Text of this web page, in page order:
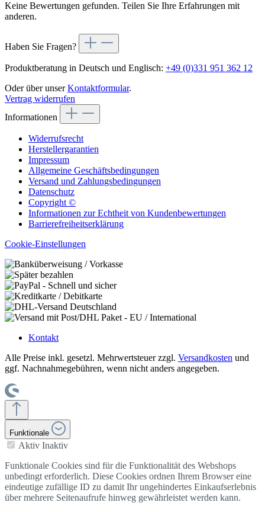
Keine Bewertungen gefunden. Teilen Sie Ihre Erfahrungen mit
anderen.
Haben Sie Fragen?
Produktberatung in Deutsch und Englisch: +49 (0)331 951 362 12
Oder über unserKontaktformular.
Vertrag widerrufen
Informationen
Widerrufsrecht
Herstellergarantien
Impressum
Allgemeine Geschäftsbedingungen
Versand und Zahlungsbedingungen
Datenschutz
Copyright ©
Informationen zur Echtheit von Kundenbewertungen
Barrierefreiheitserklärung
Cookie-Einstellungen
Kontakt
Alle Preise inkl. gesetzl. Mehrwertsteuer zzgl. Versandkosten und
ggf. Nachnahmegebühren, wenn nicht anders angegeben.
Funktionale
Aktiv Inaktiv
Funktionale Cookies sind für die Funktionalität des Webshops
unbedingt erforderlich. Diese Cookies ordnen Ihrem Browser eine
eindeutige zufällige ID zu damit Ihr ungehindertes Einkaufserlebnis
über mehrere Seitenaufrufe hinweg gewährleistet werden kann.